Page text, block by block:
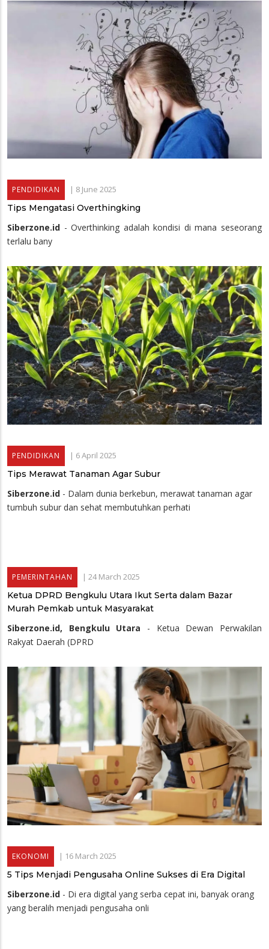
PENDIDIKAN | 8 June 2025
Tips Mengatasi Overthingking
Siberzone.id - Overthinking adalah kondisi di mana seseorang
terlalu bany
PENDIDIKAN | 6 April 2025
Tips Merawat Tanaman Agar Subur
Siberzone.id - Dalam dunia berkebun, merawat tanaman agar
tumbuh subur dan sehat membutuhkan perhati
PEMERINTAHAN | 24 March 2025
Ketua DPRD Bengkulu Utara Ikut Serta dalam Bazar
Murah Pemkab untuk Masyarakat
Siberzone.id, Bengkulu Utara - Ketua Dewan Perwakilan
Rakyat Daerah (DPRD
EKONOMI | 16 March 2025
5 Tips Menjadi Pengusaha Online Sukses di Era Digital
Siberzone.id - Di era digital yang serba cepat ini, banyak orang
yang beralih menjadi pengusaha onli